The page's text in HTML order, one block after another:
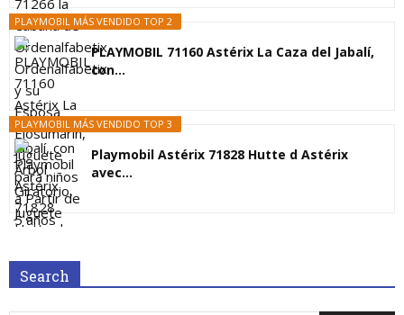
PLAYMOBIL MÁS VENDIDO TOP 2
PLAYMOBIL 71160 Astérix La Caza del Jabalí,
con...
PLAYMOBIL MÁS VENDIDO TOP 3
Playmobil Astérix 71828 Hutte d Astérix
avec...
Search